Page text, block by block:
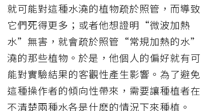
就可能對這種水澆的植物疏於照管，而導致
它們死得更多；或者他想證明“微波加熱
水”無害，就會疏於照管“常規加熱的水”
澆的那些植物。於是，他個人的偏好就有可
能對實驗結果的客觀性產生影響。為了避免
這種操作者的傾向性帶來，需要讓種植者在
不清楚兩種水各是什麽的情況下來種植。